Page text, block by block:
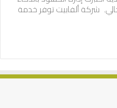
شركة ألفابيت توفر خدمة